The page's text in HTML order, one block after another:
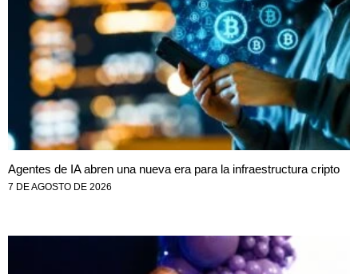
Agentes de IA abren una nueva era para la infraestructura cripto
7 DE AGOSTO DE 2026